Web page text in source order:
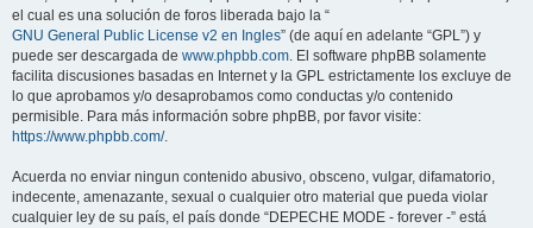
el cual es una solución de foros liberada bajo la “
GNU General Public License v2 en Ingles” (de aquí en adelante “GPL”) y
puede ser descargada de www.phpbb.com. El software phpBB solamente
facilita discusiones basadas en Internet y la GPL estrictamente los excluye de
lo que aprobamos y/o desaprobamos como conductas y/o contenido
permisible. Para más información sobre phpBB, por favor visite:
https://www.phpbb.com/.
Acuerda no enviar ningun contenido abusivo, obsceno, vulgar, difamatorio,
indecente, amenazante, sexual o cualquier otro material que pueda violar
cualquier ley de su país, el país donde “DEPECHE MODE - forever -” está